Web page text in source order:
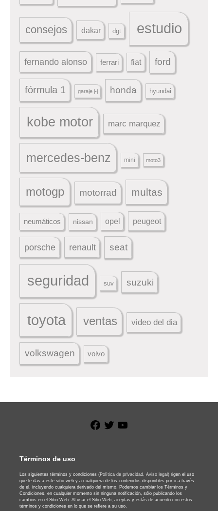
consejos dakar dgt estudio
fernando alonso ferrari fiat ford
fórmula 1 garaje j-j honda hyundai
kobe motor marc marquez
mercedes-benz mini moto3
motogp motorrad multas
neumáticos nissan opel peugeot
porsche renault seat
seguridad suv suzuki
toyota ventas video del dia
volkswagen volvo
Facebook
Twitter
Términos de uso
Los siguientes términos y condiciones (Política de privacidad, Aviso legal) rigen el uso
que le das a este sitio web y a cualquiera de los contenidos disponibles por o a través
de el, incluyendo cualquiera derivado del mismo. Podemos cambiar los Términos y
Condiciones, en cualquier momento sin ninguna notificación, sólo publicando los
cambios en el Sitio Web. Al usar el Sitio Web, aceptas y estás de acuerdo con estos
términos y condiciones en lo que se refiere a su uso.